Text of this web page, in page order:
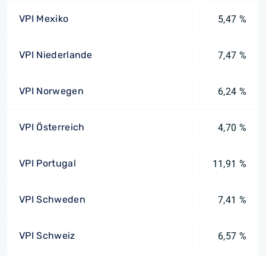
VPI Mexiko 5,47 %
VPI Niederlande 7,47 %
VPI Norwegen 6,24 %
VPI Österreich 4,70 %
VPI Portugal 11,91 %
VPI Schweden 7,41 %
VPI Schweiz 6,57 %